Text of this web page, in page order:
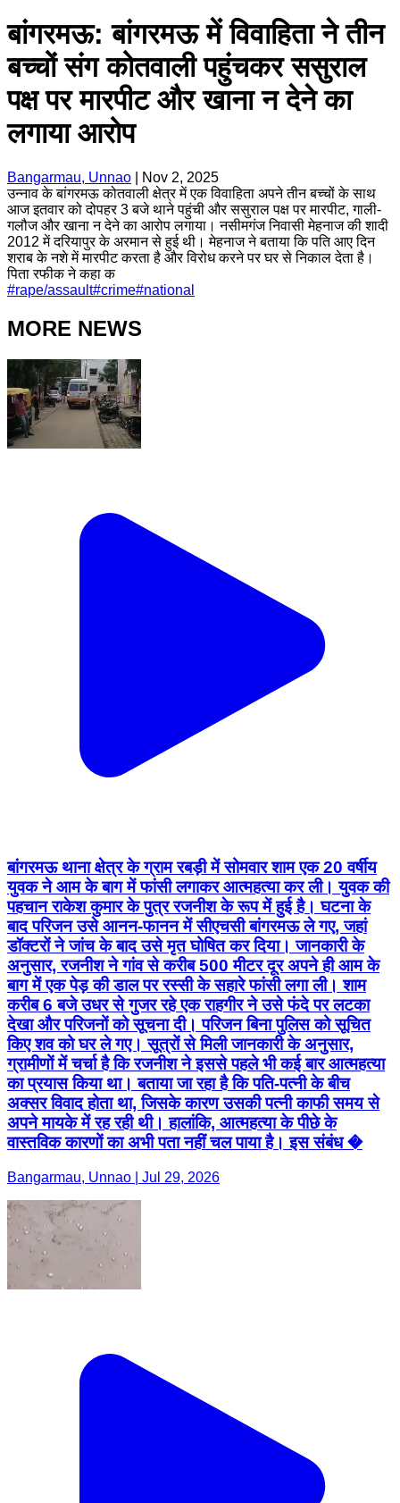
बांगरमऊ: बांगरमऊ में विवाहिता ने तीन
बच्चों संग कोतवाली पहुंचकर ससुराल
पक्ष पर मारपीट और खाना न देने का
लगाया आरोप
Bangarmau, Unnao
Nov 2, 2025
उन्नाव के बांगरमऊ कोतवाली क्षेत्र में एक विवाहिता अपने तीन बच्चों के साथ
आज इतवार को दोपहर 3 बजे थाने पहुंची और ससुराल पक्ष पर मारपीट, गाली-
गलौज और खाना न देने का आरोप लगाया। नसीमगंज निवासी मेहनाज की शादी
2012 में दरियापुर के अरमान से हुई थी। मेहनाज ने बताया कि पति आए दिन
शराब के नशे में मारपीट करता है और विरोध करने पर घर से निकाल देता है।
पिता रफीक ने कहा क
#rape/assault#crime#national
MORE NEWS
बांगरमऊ थाना क्षेत्र के ग्राम रबड़ी में सोमवार शाम एक 20 वर्षीय
युवक ने आम के बाग में फांसी लगाकर आत्महत्या कर ली। युवक की
पहचान राकेश कुमार के पुत्र रजनीश के रूप में हुई है। घटना के
बाद परिजन उसे आनन-फानन में सीएचसी बांगरमऊ ले गए, जहां
डॉक्टरों ने जांच के बाद उसे मृत घोषित कर दिया। जानकारी के
अनुसार, रजनीश ने गांव से करीब 500 मीटर दूर अपने ही आम के
बाग में एक पेड़ की डाल पर रस्सी के सहारे फांसी लगा ली। शाम
करीब 6 बजे उधर से गुजर रहे एक राहगीर ने उसे फंदे पर लटका
देखा और परिजनों को सूचना दी। परिजन बिना पुलिस को सूचित
किए शव को घर ले गए। सूत्रों से मिली जानकारी के अनुसार,
ग्रामीणों में चर्चा है कि रजनीश ने इससे पहले भी कई बार आत्महत्या
का प्रयास किया था। बताया जा रहा है कि पति-पत्नी के बीच
अक्सर विवाद होता था, जिसके कारण उसकी पत्नी काफी समय से
अपने मायके में रह रही थी। हालांकि, आत्महत्या के पीछे के
वास्तविक कारणों का अभी पता नहीं चल पाया है। इस संबंध �
Bangarmau, Unnao | Jul 29, 2026